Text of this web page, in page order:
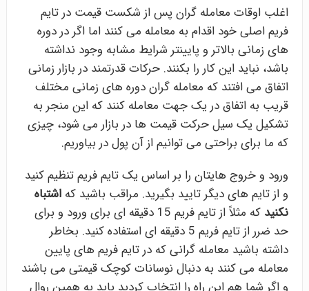
اغلب اوقات معامله گران پس از شکست قیمت در تایم
فریم اصلی خود اقدام به معامله می کنند اما اگر در دوره
های زمانی بالاتر و پایینتر شرایط مشابه وجود نداشته
باشد، نباید این کار را بکنند. حرکات قدرتمند در بازار زمانی
اتفاق می افتند که معامله گران دوره های زمانی مختلف
قریب به اتفاق در یک جهت معامله کنند که این منجر به
تشکیل یک سیل حرکت قیمت ها در بازار می شود، چیزی
که ما برای براحتی می توانیم از آن پول در بیاوریم.
ورود و خروج هایتان را بر اساس یک تایم فریم تنظیم کنید
و از تایم های دیگر تایید بگیرید. مراقب باشید که اشتباه
نکنید
که مثلاً از تایم فریم 15 دقیقه ای برای ورود و برای
حد ضرر از تایم فریم 5 دقیقه ای استفاده کنید. بخاطر
داشته باشید معامله گرانی که در تایم فریم های پایین
معامله می کنند به دنبال نوسانات کوچک قیمتی می باشند
و اگر شما هم این راه را انتخاب کردید باید به همین روال